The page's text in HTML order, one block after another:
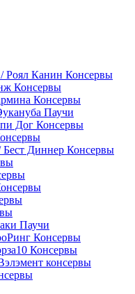
Роял Канин Консервы
Консервы
Консервы
Паучи
Дог Консервы
Бест Диннер Консервы
Паучи
Консервы
Консервы
консервы